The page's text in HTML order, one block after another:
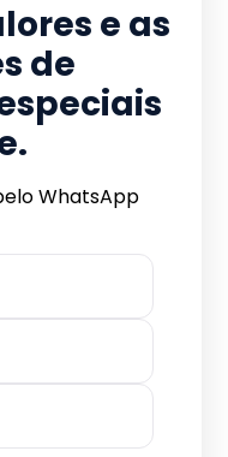
e as
de
WhatsApp